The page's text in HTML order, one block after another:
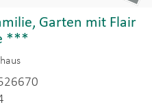
Garten mit Flair
***